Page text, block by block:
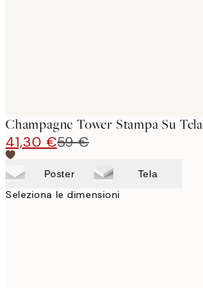
Champagne Tower Stampa Su Tela
41,30 €59 €
Poster Tela
Seleziona le dimensioni